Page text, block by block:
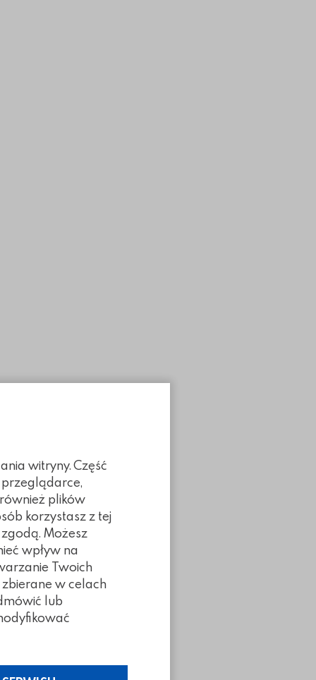
witryny. Część
plików
korzystasz z tej
Możesz
wpływ na
Twoich
w celach
lub
Poprzedni slidy